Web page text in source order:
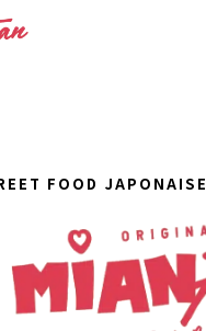
FOOD JAPONAISE